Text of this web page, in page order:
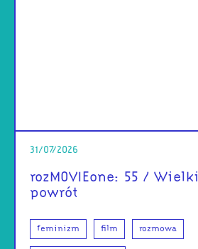
31/07/2026
rozMOVIEone: 55 / Wielki
powrót
feminizm film rozmowa